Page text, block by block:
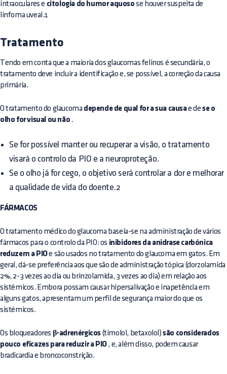
intraoculares e citologia do humor aquoso se houver suspeita de
linfoma uveal.1
Tratamento
Tendo em conta que a maioria dos glaucomas felinos é secundária, o
tratamento deve incluir a identificação e, se possível, a correção da causa
primária.
O tratamento do glaucoma depende de qual for a sua causae dese o
olho for visual ou não .
Se for possível manter ou recuperar a visão, o tratamento
visará o controlo da PIO e a neuroproteção.
Se o olho já for cego, o objetivo será controlar a dor e melhorar
a qualidade de vida do doente.2
FÁRMACOS
O tratamento médico do glaucoma baseia-se na administração de vários
fármacos para o controlo da PIO: os inibidores da anidrase carbónica
reduzem a PIOe são usados no tratamento do glaucoma em gatos. Em
geral, dá-se preferência aos que são de administração tópica (dorzolamida
2%, 2-3 vezes ao dia ou brinzolamida, 3 vezes ao dia) em relação aos
sistémicos. Embora possam causar hipersalivação e inapetência em
alguns gatos, apresentam um perfil de segurança maior do que os
sistémicos.
Os bloqueadores β-adrenérgicos (timolol, betaxolol)são considerados
pouco eficazes para reduzir a PIO, e, além disso, podem causar
bradicardia e broncoconstrição.